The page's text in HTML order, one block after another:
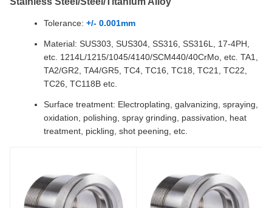
Tolerance: +/- 0.001mm
Material: SUS303, SUS304, SS316, SS316L, 17-4PH,
etc. 1214L/1215/1045/4140/SCM440/40CrMo, etc. TA1,
TA2/GR2, TA4/GR5, TC4, TC16, TC18, TC21, TC22,
TC26, TC118B etc.
Surface treatment: Electroplating, galvanizing, spraying,
oxidation, polishing, spray grinding, passivation, heat
treatment, pickling, shot peening, etc.